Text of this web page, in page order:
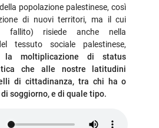
popolazione palestinese, così
di nuovi territori, ma il cui
fallito) risiede anche nella
tessuto sociale palestinese,
la moltiplicazione di status
che alle nostre latitudini
di cittadinanza, tra chi ha o
soggiorno, e di quale tipo.